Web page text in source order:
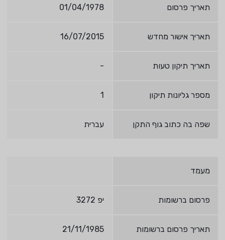
תאריך פרסום 01/04/1978
תאריך אישור מחדש 16/07/2015
תאריך תיקון טעות -
מספר גליונות תיקון 1
שפה בה כתוב גוף התקן עברית
מעמד
פרסום ברשומות יפ 3272
תאריך פרסום ברשומות 21/11/1985